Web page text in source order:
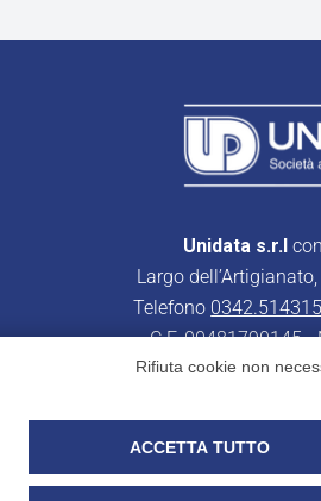
Unidata s.r.l
Largo
Telefono 0342.514315
C.F. 00481790145 -
PEC:
Rifiuta cookie non
ACCETTA TUTTO